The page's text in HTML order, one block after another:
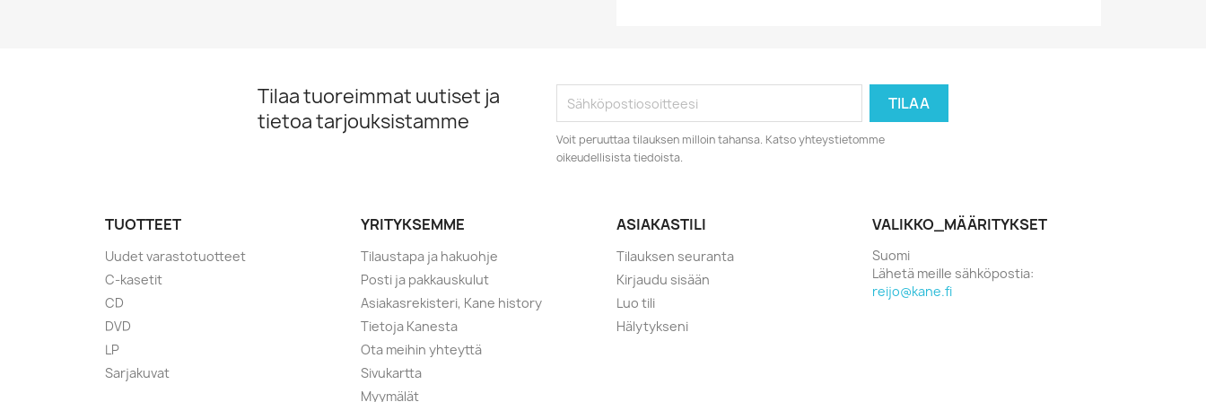
Tilaa tuoreimmat uutiset ja
tietoa tarjouksistamme
Voit peruuttaa tilauksen milloin tahansa. Katso yhteystietomme
oikeudellisista tiedoista.
TUOTTEET
Uudet varastotuotteet
C-kasetit
CD
DVD
LP
Sarjakuvat
YRITYKSEMME
Tilaustapa ja hakuohje
Posti ja pakkauskulut
Asiakasrekisteri, Kane history
Tietoja Kanesta
Ota meihin yhteyttä
Sivukartta
Myymälät
ASIAKASTILI
Tilauksen seuranta
Kirjaudu sisään
Luo tili
Hälytykseni
VALIKKO_MÄÄRITYKSET
Suomi
Lähetä meille sähköpostia:
reijo@kane.fi